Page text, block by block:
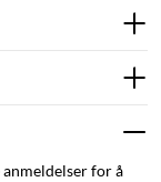
som helst
med alle
anmeldelser for å